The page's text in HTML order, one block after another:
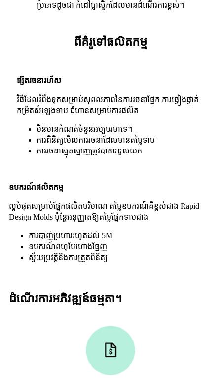
ប្រភេទដូចជា កំដៅប្លាស្ទិកដែលមានដំណើរការខ្ពស់។
ពីគំរូទៅផលិតកម្ម
ផ្សិតរចនារហ័ស
វិធីដែលរំពឹងទុកសម្រាប់សុពលភាពនៃការរចនាផ្នែក ការផ្ទៀងផ្ទាត់
កម្រិតសំឡេងទាប ជំហានសម្រាប់ការផលិត
មិនមានកំណត់ចំនួនអប្បបរមាទេ។
ការ​ពិនិត្យ​មើល​ការ​រចនា​ដែល​មាន​តម្លៃ​ទាប
ការរចនាស្មុគស្មាញត្រូវបានទទួលយក
ឧបករណ៍ផលិតកម្ម
ល្អបំផុតសម្រាប់ផ្នែកផលិតបរិមាណ តម្លៃឧបករណ៍គឺខ្ពស់ជាង Rapid
Design Molds ប៉ុន្តែអនុញ្ញាតឱ្យតម្លៃផ្នែកទាបជាង
ការបាញ់ប្រហាររហូតដល់ 5M
ឧបករណ៍ពហុបែហោងធ្មែញ
ស្វ័យប្រវត្តិនិងការត្រួតពិនិត្យ
ដំណើរការអភិវឌ្ឍន៍ធម្មតា។